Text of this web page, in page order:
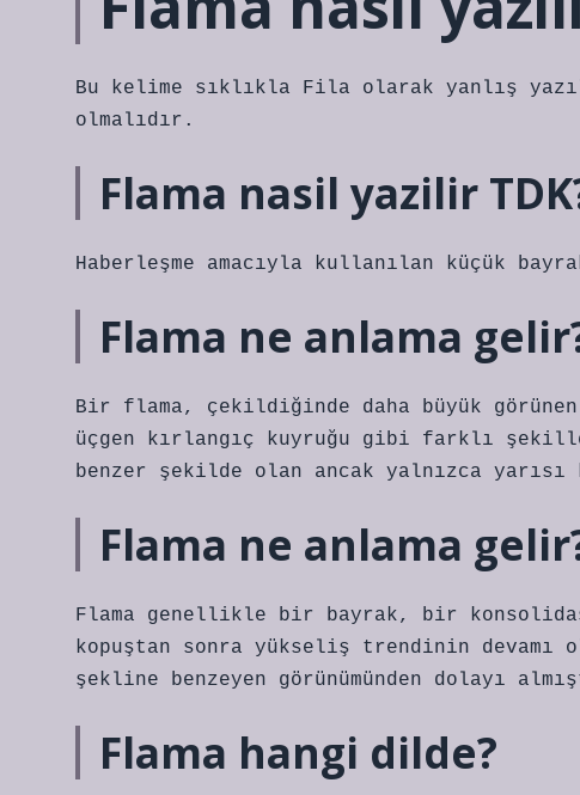
Bu kelime sıklıkla Fila olarak yanlış
olmalıdır.
Flama nasil yazilir
Haberleşme amacıyla kullanılan küçük
Flama ne anlama
Bir flama, çekildiğinde daha büyük
üçgen kırlangıç ​​kuyruğu gibi farklı
benzer şekilde olan ancak yalnızca
Flama ne anlama
Flama genellikle bir bayrak, bir
kopuştan sonra yükseliş trendinin
şekline benzeyen görünümünden dolayı
Flama hangi dilde?